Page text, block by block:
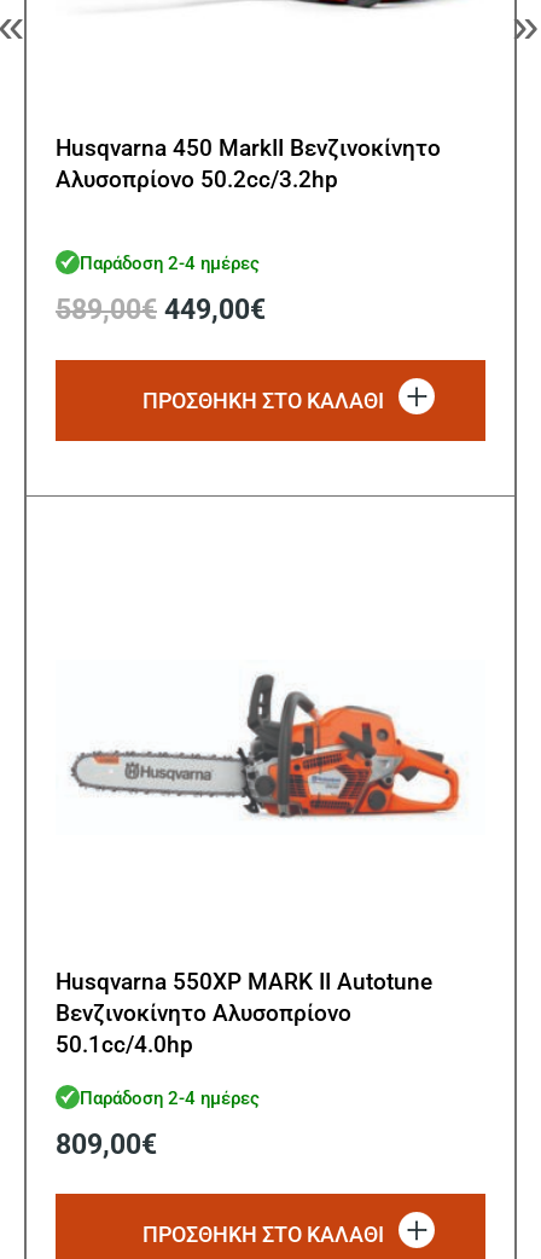
Husqvarna 450 MarkII Βενζινοκίνητο
Αλυσοπρίονο 50.2cc/3.2hp
Παράδοση 2-4 ημέρες
589,00€ Original
was:
589,00€.
449,00€Η
τιμή
είναι:
ΠΡΟΣΘΗΚΗ ΣΤΟ ΚΑΛΑΘΙ
Husqvarna 550XP MARK II Autotune
Βενζινοκίνητο Αλυσοπρίονο
50.1cc/4.0hp
Παράδοση 2-4 ημέρες
809,00€
ΠΡΟΣΘΗΚΗ ΣΤΟ ΚΑΛΑΘΙ
»